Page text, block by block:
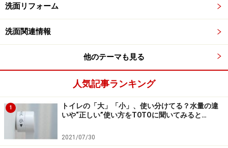
仕様／LED照明3面鏡幅900プラン（ホワイト）
※記事内容は執筆時点のものです。最新の内容をご確認くださ
い。
洗面リフォーム
洗面関連情報
他のテーマも見る
人気記事ランキング
1
トイレの「大」「小」、使い分けてる？水量の違
いや“正しい”使い方をTOTOに聞いてみると…
2021/07/30